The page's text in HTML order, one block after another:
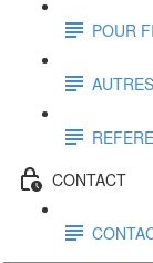
POUR
CONTACT